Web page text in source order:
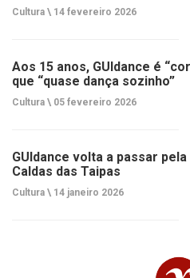
Cultura \ 14 fevereiro 2026
Aos 15 anos, GUIdance é
que “quase dança sozinho”
Cultura \ 05 fevereiro 2026
GUIdance volta a passar
Caldas das Taipas
Cultura \ 14 janeiro 2026